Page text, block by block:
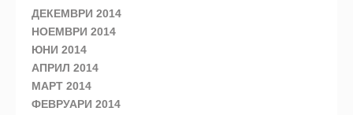
ДЕКЕМВРИ 2014
НОЕМВРИ 2014
ЮНИ 2014
АПРИЛ 2014
МАРТ 2014
ФЕВРУАРИ 2014